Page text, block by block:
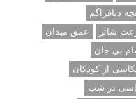
دیافراگم
شاتر
عمق میدان
بی جان
از کودکان
در شب